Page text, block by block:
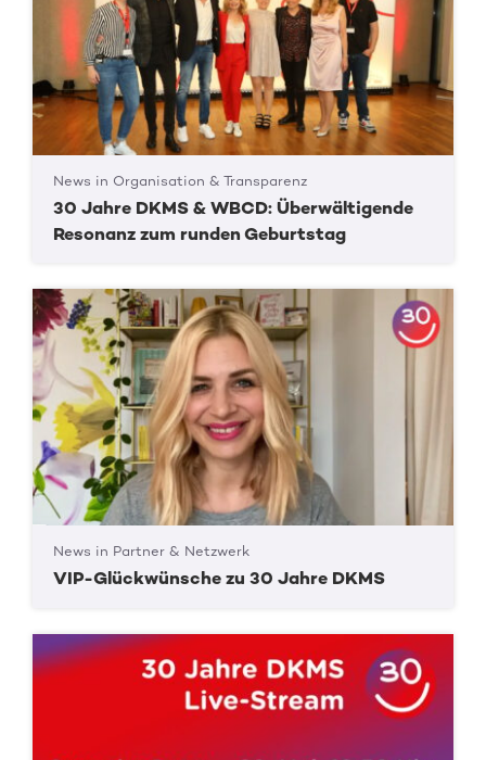
News in Organisation & Transparenz
30 Jahre DKMS & WBCD: Überwältigende
Resonanz zum runden Geburtstag
News in Partner & Netzwerk
VIP-Glückwünsche zu 30 Jahre DKMS